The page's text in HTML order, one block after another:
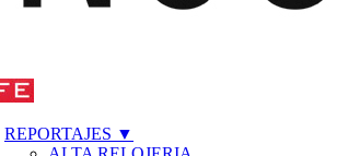
REPORTAJES ▼